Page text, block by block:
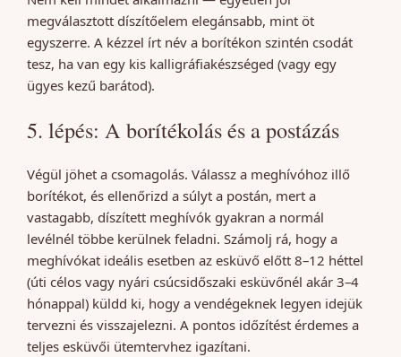
megválasztott díszítőelem elegánsabb, mint öt
egyszerre. A kézzel írt név a borítékon szintén csodát
tesz, ha van egy kis kalligráfiakészséged (vagy egy
ügyes kezű barátod).
5. lépés: A borítékolás és a postázás
Végül jöhet a csomagolás. Válassz a meghívóhoz illő
borítékot, és ellenőrizd a súlyt a postán, mert a
vastagabb, díszített meghívók gyakran a normál
levélnél többe kerülnek feladni. Számolj rá, hogy a
meghívókat ideális esetben az esküvő előtt 8–12 héttel
(úti célos vagy nyári csúcsidőszaki esküvőnél akár 3–4
hónappal) küldd ki, hogy a vendégeknek legyen idejük
tervezni és visszajelezni. A pontos időzítést érdemes a
teljes esküvői ütemtervhez igazítani.